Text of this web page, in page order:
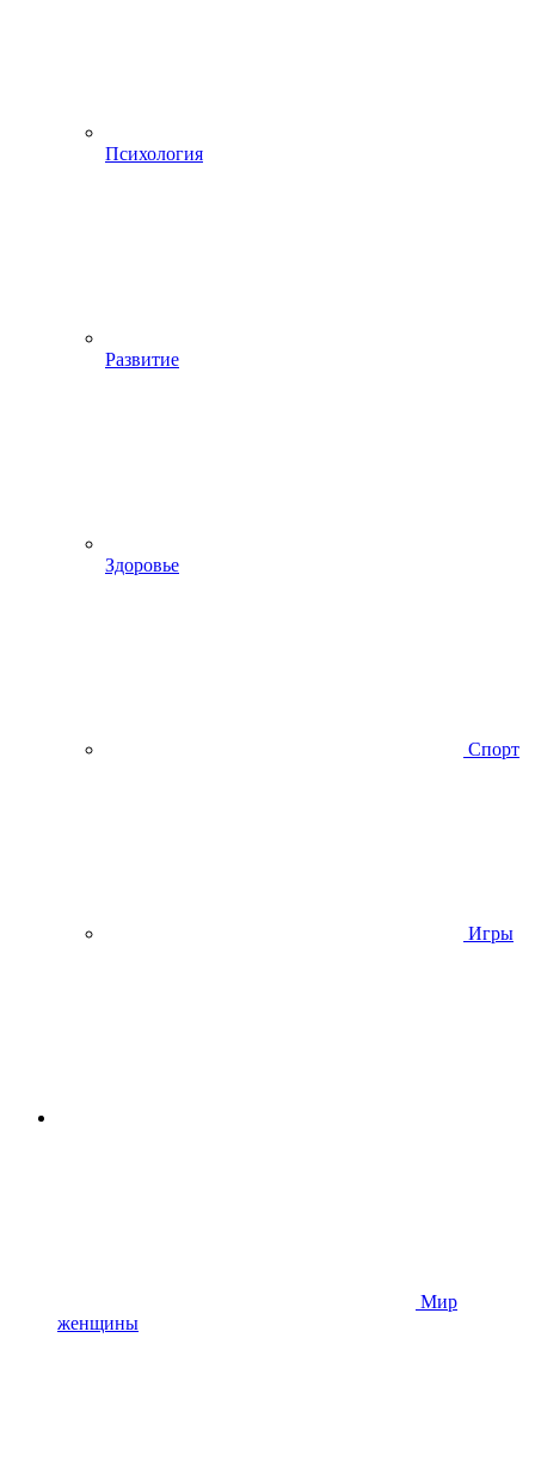
Психология
Развитие
Здоровье
Спорт
Игры
Мир
женщины